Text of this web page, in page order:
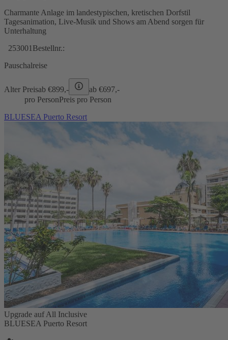
Charmante Anlage im landestypischen, kretischen Dorfstil
Tagesanimation, Live-Musik und Shows am Abend sorgen für
Unterhaltung
253001 Bestellnr.:
Pauschalreise
Alter Preisab €899,- ab €697,-
pro PersonPreis pro Person
BLUESEA Puerto Resort
Upgrade auf All Inclusive
BLUESEA Puerto Resort